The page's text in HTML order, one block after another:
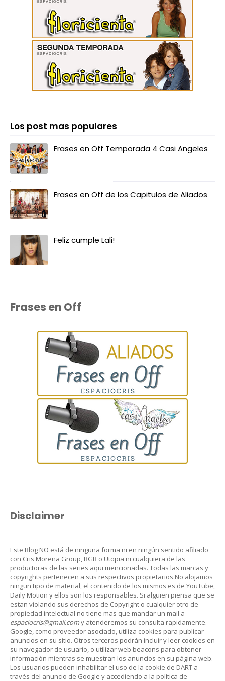
Los post mas populares
Frases en Off Temporada 4 Casi Angeles
Frases en Off de los Capitulos de Aliados
Feliz cumple Lali!
Frases en Off
Disclaimer
Este Blog NO está de ninguna forma ni en ningún sentido afiliado
con Cris Morena Group, RGB o Utopia ni cualquiera de las
productoras de las series aqui mencionadas. Todas las marcas y
copyrights pertenecen a sus respectivos propietarios.No alojamos
ningun tipo de material, el contenido de los mismos es de YouTube,
Daily Motion y ellos son los responsables. Si alguien piensa que se
estan violando sus derechos de Copyright o cualquier otro de
propiedad intelectual no tiene mas que mandar un mail a
espaciocris@gmail.comy atenderemos su consulta rapidamente.
Google, como proveedor asociado, utiliza cookies para publicar
anuncios en su sitio. Otros terceros podrán incluir y leer cookies en
su navegador de usuario, o utilizar web beacons para obtener
información mientras se muestran los anuncios en su página web.
Los usuarios pueden inhabilitar el uso de la cookie de DART a
través del anuncio de Google y accediendo a la política de